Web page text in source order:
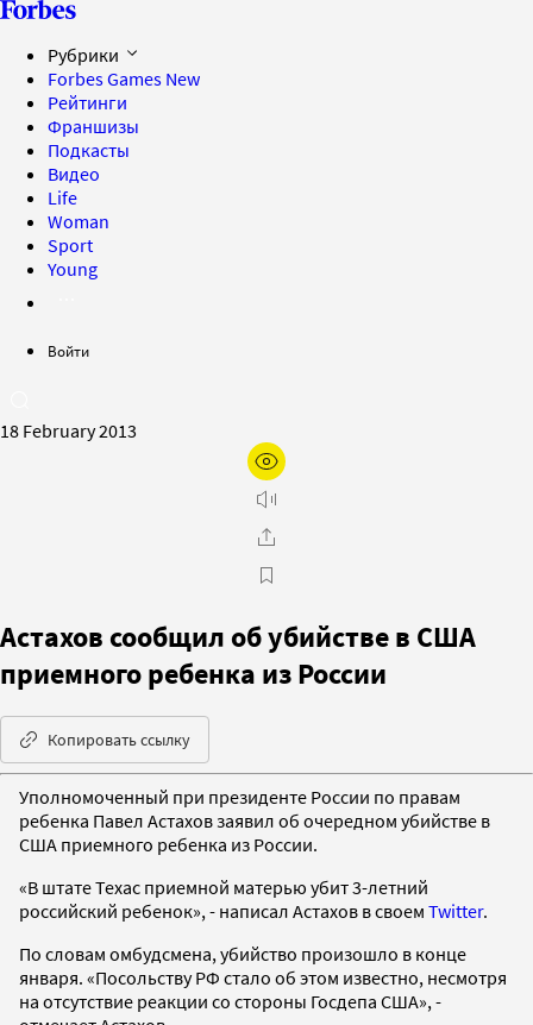
Рубрики
Forbes Games New
Рейтинги
Франшизы
Подкасты
Видео
Life
Woman
Sport
Young
Войти
18 February 2013
Астахов сообщил об убийстве в США
приемного ребенка из России
Копировать ссылку
Уполномоченный при президенте России по правам
ребенка Павел Астахов заявил об очередном убийстве в
США приемного ребенка из России.
«В штате Техас приемной матерью убит 3-летний
российский ребенок», - написал Астахов в своем Twitter.
По словам омбудсмена, убийство произошло в конце
января. «Посольству РФ стало об этом известно, несмотря
на отсутствие реакции со стороны Госдепа США», -